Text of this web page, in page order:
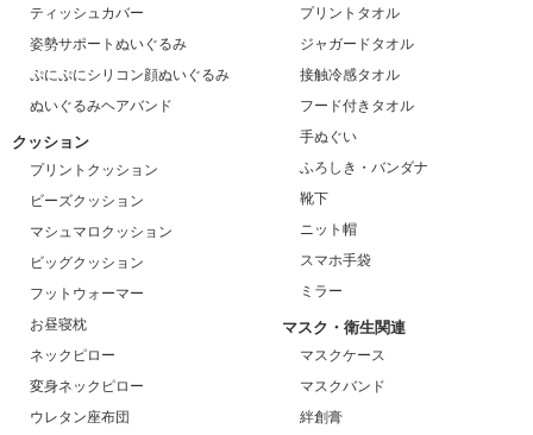
ティッシュカバー
姿勢サポートぬいぐるみ
ぷにぷにシリコン顔ぬいぐるみ
ぬいぐるみヘアバンド
クッション
プリントクッション
ビーズクッション
マシュマロクッション
ビッグクッション
フットウォーマー
お昼寝枕
ネックピロー
変身ネックピロー
ウレタン座布団
プリントタオル
ジャガードタオル
接触冷感タオル
フード付きタオル
手ぬぐい
ふろしき・バンダナ
靴下
ニット帽
スマホ手袋
ミラー
マスク・衛生関連
マスクケース
マスクバンド
絆創膏